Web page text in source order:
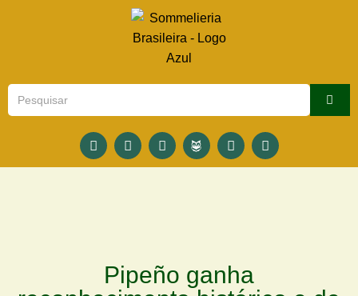
Pipeño ganha